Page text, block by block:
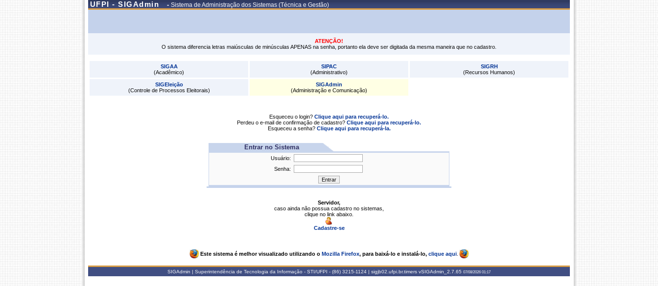
UFPI - SIGAdmin - Sistema de Administração dos Sistemas (Técnica e Gestão)
ATENÇÃO!
O sistema diferencia letras maiúsculas de minúsculas APENAS na senha, portanto ela deve ser digitada da mesma maneira que no cadastro.
SIGAA
(Acadêmico)
SIPAC
(Administrativo)
SIGRH
(Recursos Humanos)
SIGEleição
(Controle de Processos Eleitorais)
SIGAdmin
(Administração e Comunicação)
Esqueceu o login? Clique aqui para recuperá-lo.
Perdeu o e-mail de confirmação de cadastro? Clique aqui para recuperá-lo.
Esqueceu a senha? Clique aqui para recuperá-la.
Entrar no Sistema
Usuário:
Senha:
Servidor,
caso ainda não possua cadastro no sistemas,
clique no link abaixo.
Cadastre-se
Este sistema é melhor visualizado utilizando o Mozilla Firefox, para baixá-lo e instalá-lo, clique aqui.
SIGAdmin | Superintendência de Tecnologia da Informação - STI/UFPI - (86) 3215-1124 | sigjb02.ufpi.br.timers vSIGAdmin_2.7.65 07/08/2026 01:17